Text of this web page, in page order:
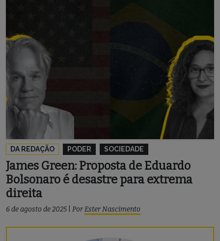
DA REDAÇÃO PODER SOCIEDADE
James Green: Proposta de Eduardo
Bolsonaro é desastre para extrema
direita
6 de agosto de 2025 PorEster Nascimento